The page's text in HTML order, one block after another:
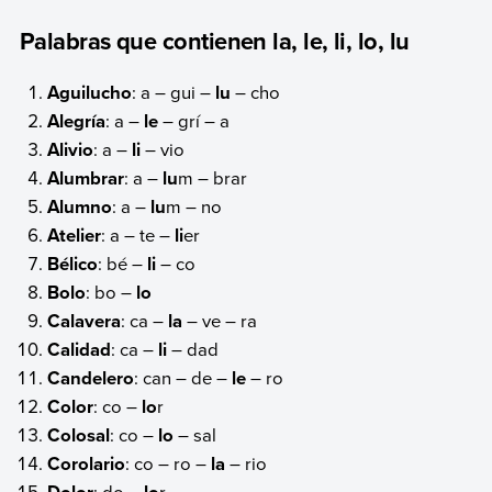
Palabras que contienen la, le, li, lo, lu
Aguilucho: a – gui – lu – cho
Alegría: a – le– grí – a
Alivio: a – li– vio
Alumbrar: a – lum – brar
Alumno: a – lum – no
Atelier: a – te – lier
Bélico: bé – li– co
Bolo: bo – lo
Calavera: ca – la – ve – ra
Calidad: ca – li– dad
Candelero: can – de – le– ro
Color: co – lor
Colosal: co – lo – sal
Corolario: co – ro – la – rio